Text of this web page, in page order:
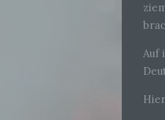
Auf